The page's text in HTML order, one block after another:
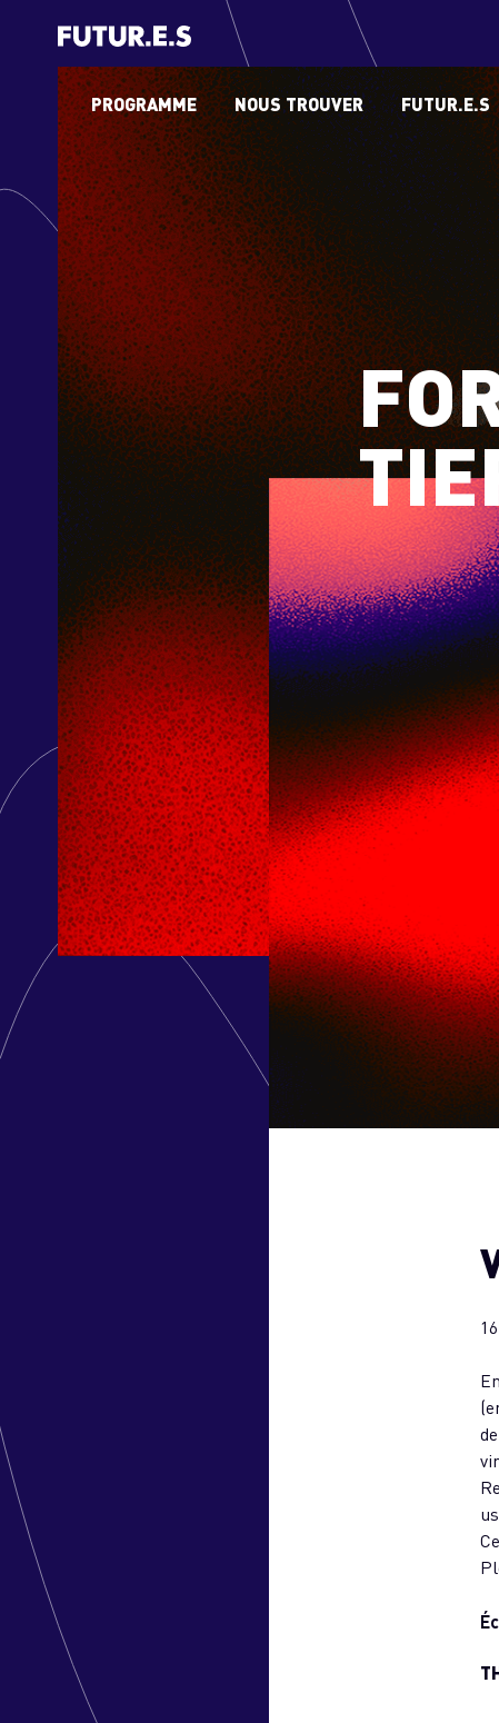
PROGRAMME NOUS TROUVER FUTUR.E.S